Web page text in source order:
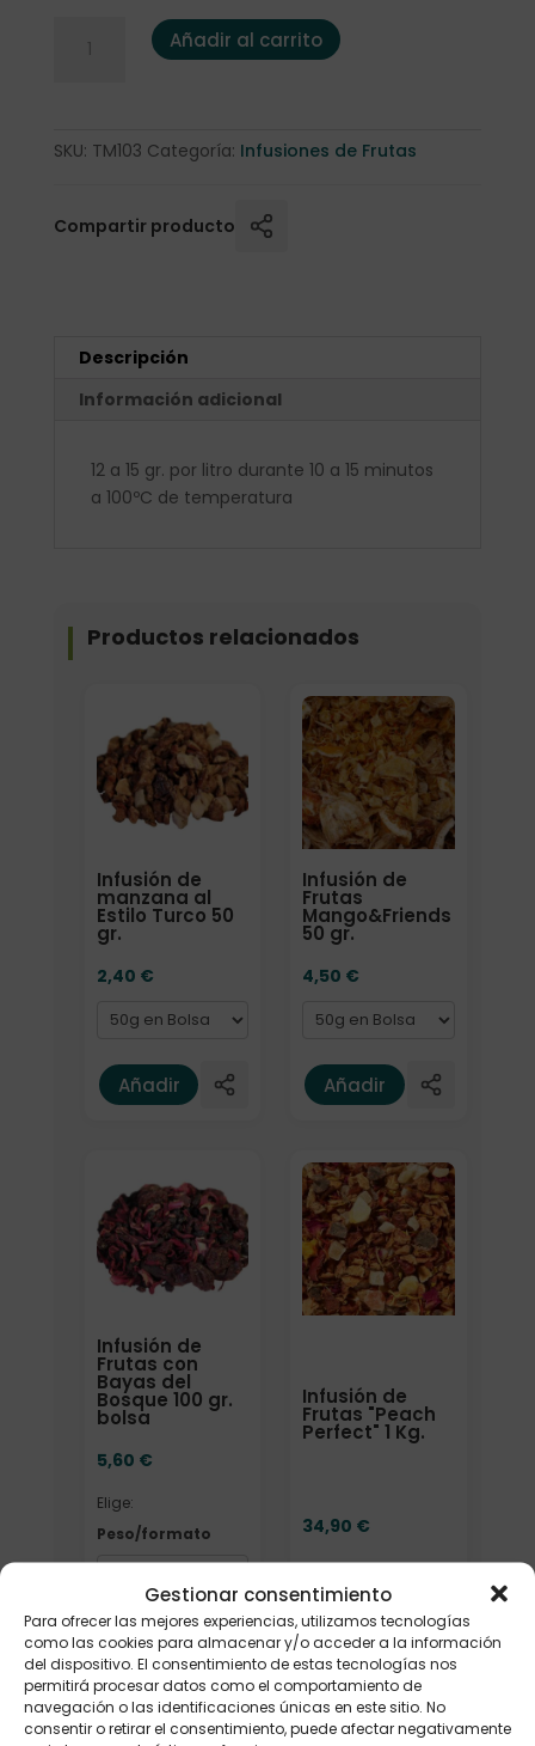
Gestionar consentimiento
Para ofrecer las mejores experiencias, utilizamos tecnologías
como las cookies para almacenar y/o acceder a la información
del dispositivo. El consentimiento de estas tecnologías nos
permitirá procesar datos como el comportamiento de
navegación o las identificaciones únicas en este sitio. No
consentir o retirar el consentimiento, puede afectar negativamente
Infusión de Frutas Mango&Friends 1kg. cantidad
Añadir al carrito
SKU: TM103 Categoría: Infusiones de Frutas
Compartir producto
Descripción
Información adicional
12 a 15 gr. por litro durante 10 a 15 minutos
a 100ºC de temperatura
Productos relacionados
Infusión de
manzana al
Estilo Turco 50
gr.
2,40 €
Añadir
Infusión de
Frutas
Mango&Friends
50 gr.
4,50 €
Formato
Añadir
Infusión de
Frutas con
Bayas del
Bosque 100 gr.
bolsa
5,60 €
Elige:
Peso/formato
Elige: Peso/formato
Añadir
Infusión de
Frutas "Peach
Perfect" 1 Kg.
34,90 €
Añadir